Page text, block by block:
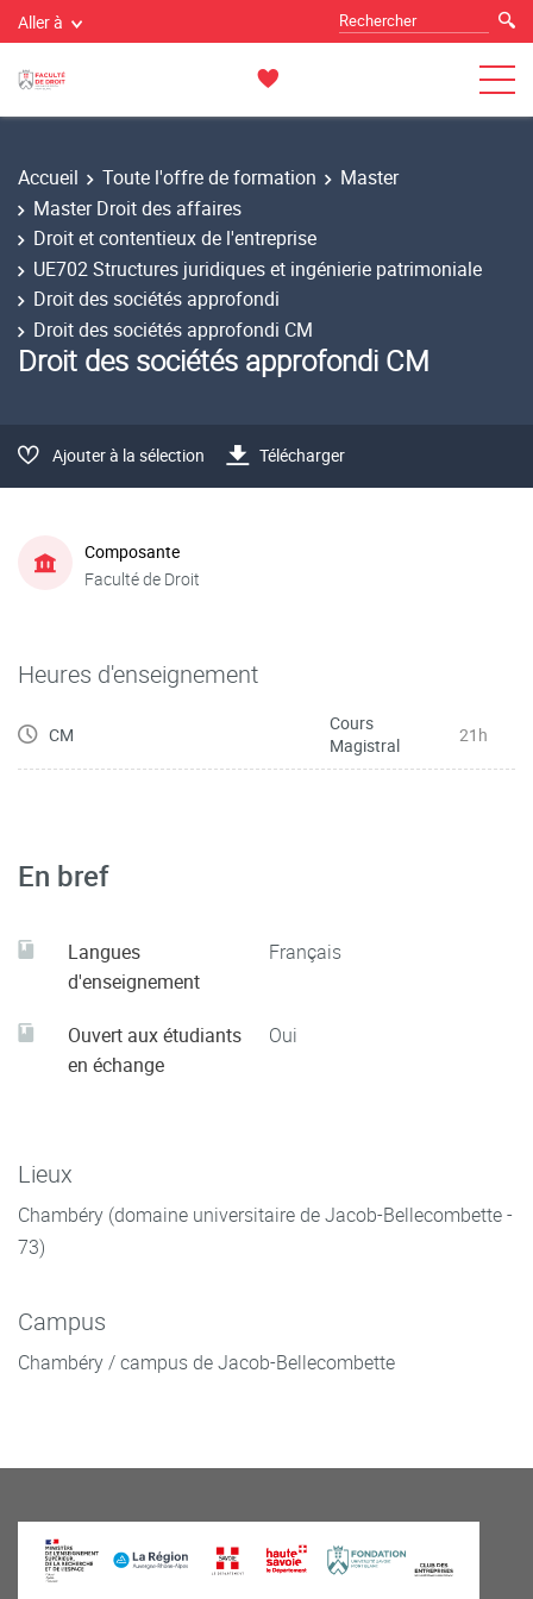
Aller à
Accueil Toute l'offre de formation
Master
Master Droit des affaires
Droit et contentieux de l'entreprise
UE702 Structures juridiques et ingénierie patrimoniale
Droit des sociétés approfondi
Droit des sociétés approfondi CM
Droit des sociétés approfondi CM
Ajouter à la sélection Télécharger
Composante
Faculté de Droit
Heures d'enseignement
CM
Cours
Magistral
21h
En bref
Langues
d'enseignement
Français
Ouvert aux étudiants
en échange
Oui
Lieux
Chambéry (domaine universitaire de Jacob-Bellecombette -
73)
Campus
Chambéry / campus de Jacob-Bellecombette